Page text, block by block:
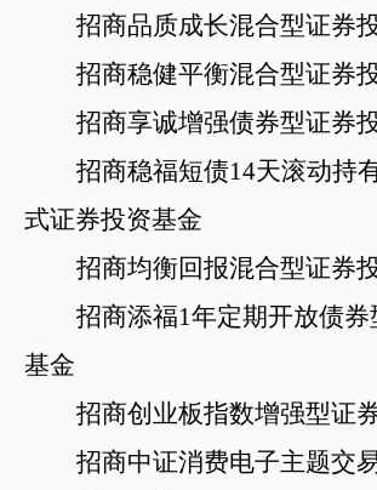
招商品质成长混合型证券
招商稳健平衡混合型证券
招商享诚增强债券型证券
招商稳福短债14天滚动持
式证券投资基金
招商均衡回报混合型证券
招商添福1年定期开放债
基金
招商创业板指数增强型证
招商中证消费电子主题交